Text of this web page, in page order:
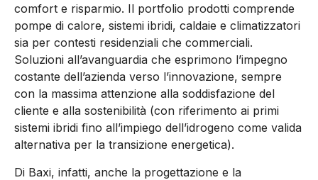
comfort e risparmio. Il portfolio prodotti comprende
pompe di calore, sistemi ibridi, caldaie e climatizzatori
sia per contesti residenziali che commerciali.
Soluzioni all’avanguardia che esprimono l’impegno
costante dell’azienda verso l’innovazione, sempre
con la massima attenzione alla soddisfazione del
cliente e alla sostenibilità (con riferimento ai primi
sistemi ibridi fino all’impiego dell’idrogeno come valida
alternativa per la transizione energetica).
Di Baxi, infatti, anche la progettazione e la